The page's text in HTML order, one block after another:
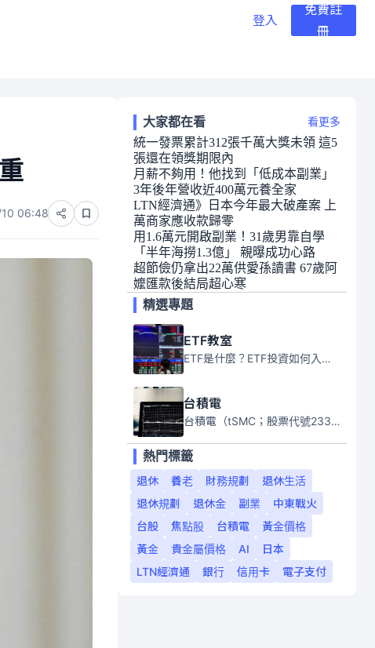
登入
免費註
冊
06:48
大家都在看 看更多
統一發票累計312張千萬大獎未領 這5
張還在領獎期限內
月薪不夠用！他找到「低成本副業」
3年後年營收近400萬元養全家
LTN經濟通》日本今年最大破產案 上
萬商家應收款歸零
用1.6萬元開啟副業！31歲男靠自學
「半年海撈1.3億」 親曝成功心路
超節儉仍拿出22萬供愛孫讀書 67歲阿
嬤匯款後結局超心寒
精選專題
ETF教室
ETF是什麼？ETF投資如何入門？本系列專題文章將會告訴你新手必須知道的ETF基礎知識。
台積電
台積電（tSMC；股票代號2330）是全球領先的半導體代工公司，成立於1987年，總部位於台灣新竹。且已於美國、日本、德國及中國設廠，台積電是全球首家專業積體電路製造服務公司，也是全球最先進和最大規模的半導體代工廠。
熱門標籤
退休
養老 財務規劃
退休生活
退休規劃
退休金 副業
中東戰火
台股
焦點股 台積電
黃金價格
黃金
貴金屬價格 AI
日本
LTN經濟通
銀行 信用卡 電子支付